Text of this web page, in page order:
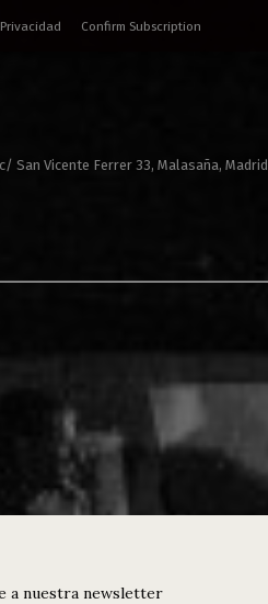
Confirm Subscription
c/ San Vicente Ferrer 33, Malasaña, Madrid
a nuestra newsletter